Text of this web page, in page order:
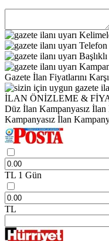
Telefon
Gazete İlan Fiyatlarını
İLAN ÖNİZLEME &
Düz İlan Kampanyasız İlan
Kampanyasız İlan
TL 1 Gün
TL